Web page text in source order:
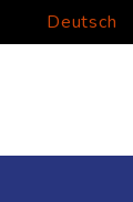
Deutsch